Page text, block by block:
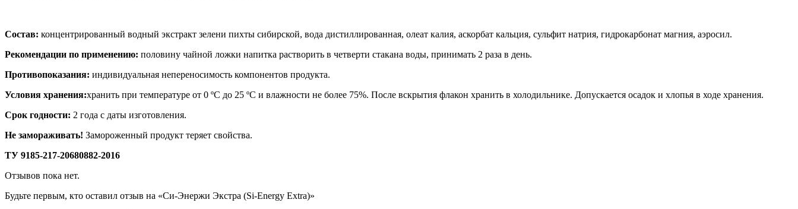
Состав: концентрированный водный экстракт зелени пихты сибирской, вода дистиллированная, олеат калия, аскорбат кальция, сульфит натрия, гидрокарбонат магния, аэросил.
Рекомендации по применению: половину чайной ложки напитка растворить в четверти стакана воды, принимать 2 раза в день.
Противопоказания: индивидуальная непереносимость компонентов продукта.
Условия хранения:хранить при температуре от 0 ºС до 25 ºС и влажности не более 75%. После вскрытия флакон хранить в холодильнике. Допускается осадок и хлопья в ходе хранения.
Срок годности: 2 года c даты изготовления.
Не замораживать! Замороженный продукт теряет свойства.
ТУ 9185-217-20680882-2016
Отзывов пока нет.
Будьте первым, кто оставил отзыв на «Си-Энержи Экстра (Si-Energy Extra)»